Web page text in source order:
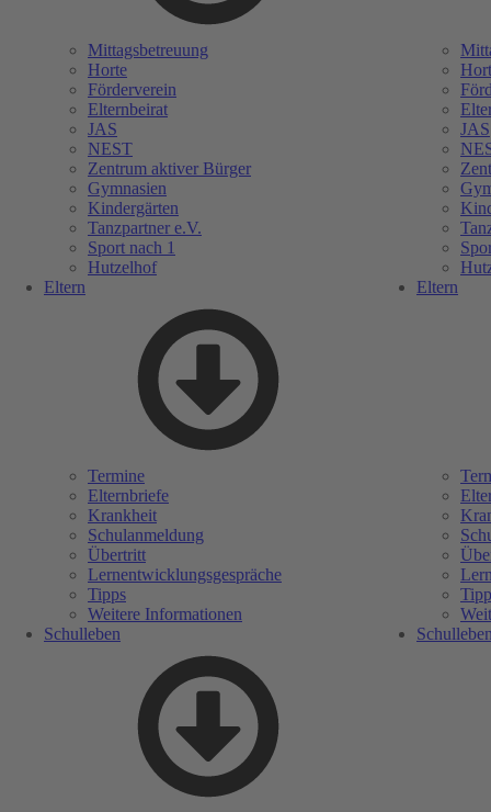
Mittagsbetreuung
Horte
Förderverein
Elternbeirat
JAS
NEST
Zentrum aktiver Bürger
Gymnasien
Kindergärten
Tanzpartner e.V.
Sport nach 1
Hutzelhof
Eltern
Termine
Elternbriefe
Krankheit
Schulanmeldung
Übertritt
Lernentwicklungsgespräche
Tipps
Weitere Informationen
Schulleben
JAS
Eltern